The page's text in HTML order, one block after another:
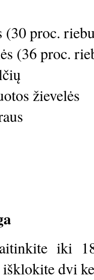
(30 proc.
(36 proc.
žievelės
iki
dvi